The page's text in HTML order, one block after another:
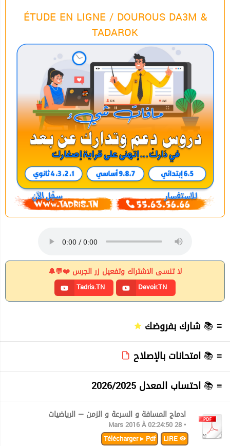
ÉTUDE EN LIGNE / DOUROUS DA3M &
TADAROK
لا تنسى الاشتراك وتفعيل زر الجرس ❤️💬🔔
Tadris.TN Devoir.TN
≡ 📚 شارك بفروضك
≡ 📚 امتحانات بالإصلاح
≡ 📚 احتساب المعدل 2026/2025
ادماج المسافة و السرعة و الزمن — الرياضيات
• 28 Mars 2016 À 02:24:50
Télécharger ▸ Pdf